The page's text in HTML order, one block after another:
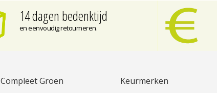
14 dagen bedenktijd
en eenvoudig retourneren.
Compleet Groen Keurmerken